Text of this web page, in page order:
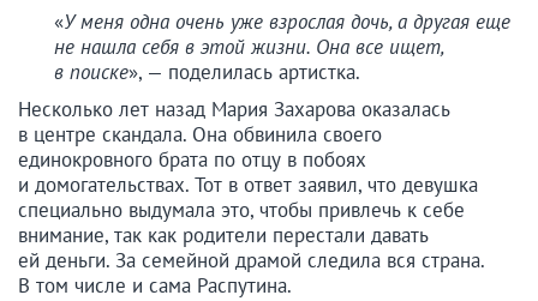
«У меня одна очень уже взрослая дочь, а другая еще
не нашла себя в этой жизни. Она все ищет,
в поиске», — поделилась артистка.
Несколько лет назад Мария Захарова оказалась
в центре скандала. Она обвинила своего
единокровного брата по отцу в побоях
и домогательствах. Тот в ответ заявил, что девушка
специально выдумала это, чтобы привлечь к себе
внимание, так как родители перестали давать
ей деньги. За семейной драмой следила вся страна.
В том числе и сама Распутина.